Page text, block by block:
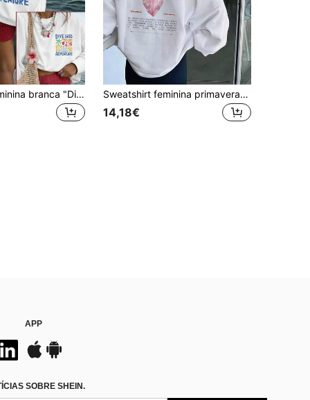
Sweatshirt feminina branca "Dive Into Adventure" com ombros caídos, casual, manga comprida, gola redonda, estilo pullover, adequada para praia, férias, atividades ao ar livre, Y2K e street style Sweatshirt feminina primavera/verão 2026, gola redonda, 100% algodão, oversized, pullover, top com estampado floral, roupa casual feminina para uso diário
14,18€
APP
SOBRE SHEIN.